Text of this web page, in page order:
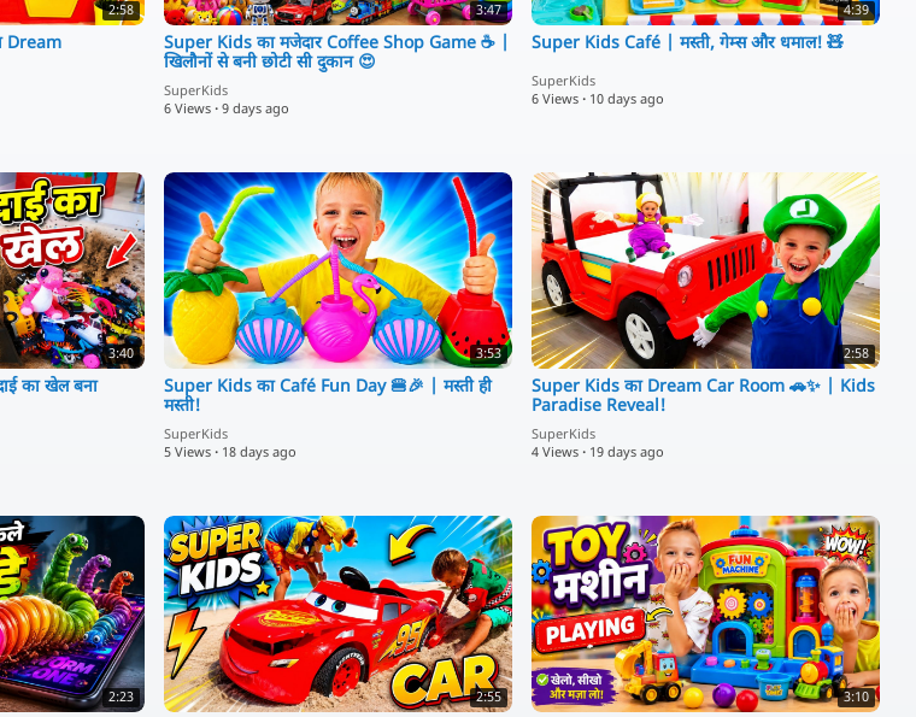
2:58
Dream
3:47
Super Kids का मजेदार Coffee Shop Game ☕ |
खिलौनों से बनी छोटी सी दुकान 😍
SuperKids
6 Views · 9 days ago
4:39
Super Kids Café | मस्ती, गेम्स और धमाल! 🧸
SuperKids
6 Views · 10 days ago
3:40
का खेल बना
3:53
Super Kids का Café Fun Day 🍔🎉 | मस्ती ही
मस्ती!
SuperKids
5 Views · 18 days ago
2:58
Super Kids का Dream Car Room 🚗✨ | Kids
Paradise Reveal!
SuperKids
4 Views · 19 days ago
2:23 2:55 3:10